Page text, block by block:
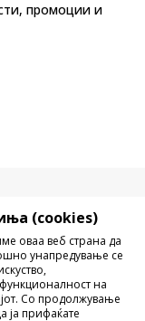
промоции и
(cookies)
оваа веб страна да
унапредување се
на
Со продолжување
ја прифаќате